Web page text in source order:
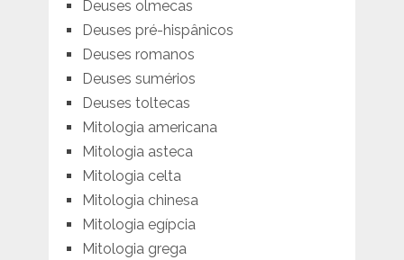
Deuses olmecas
Deuses pré-hispânicos
Deuses romanos
Deuses sumérios
Deuses toltecas
Mitologia americana
Mitologia asteca
Mitologia celta
Mitologia chinesa
Mitologia egípcia
Mitologia grega